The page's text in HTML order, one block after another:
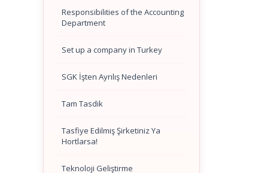
Responsibilities of the Accounting
Department
Set up a company in Turkey
SGK İşten Ayrılış Nedenleri
Tam Tasdik
Tasfiye Edilmiş Şirketiniz Ya
Hortlarsa!
Teknoloji Geliştirme